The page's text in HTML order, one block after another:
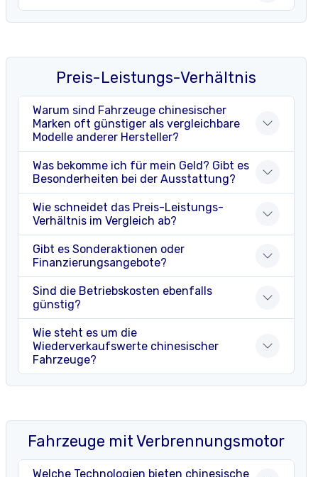
Preis-Leistungs-Verhältnis
Warum sind Fahrzeuge chinesischer
Marken oft günstiger als vergleichbare
Modelle anderer Hersteller?
Was bekomme ich für mein Geld? Gibt es
Besonderheiten bei der Ausstattung?
Wie schneidet das Preis-Leistungs-
Verhältnis im Vergleich ab?
Gibt es Sonderaktionen oder
Finanzierungsangebote?
Sind die Betriebskosten ebenfalls
günstig?
Wie steht es um die
Wiederverkaufswerte chinesischer
Fahrzeuge?
Fahrzeuge mit Verbrennungsmotor
Welche Technologien bieten chinesische